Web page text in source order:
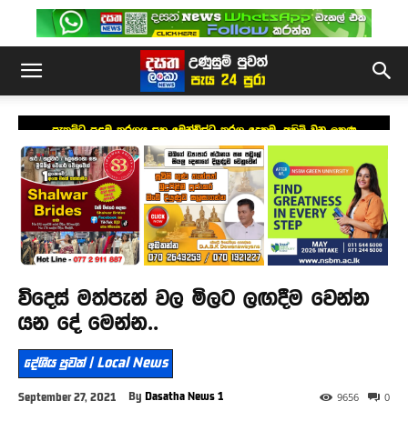
පැතුම්ට පළමු තරගය සහ මෙන්ඩිස්ට තරග දෙකම, අහිමි වන ලකුණු
විදෙස් මත්පැන් වල මිලට ලඟදීම වෙන්න
යන දේ මෙන්න..
දේශීය පුවත් | Local News
September 27, 2021 By Dasatha News 1 0
9656